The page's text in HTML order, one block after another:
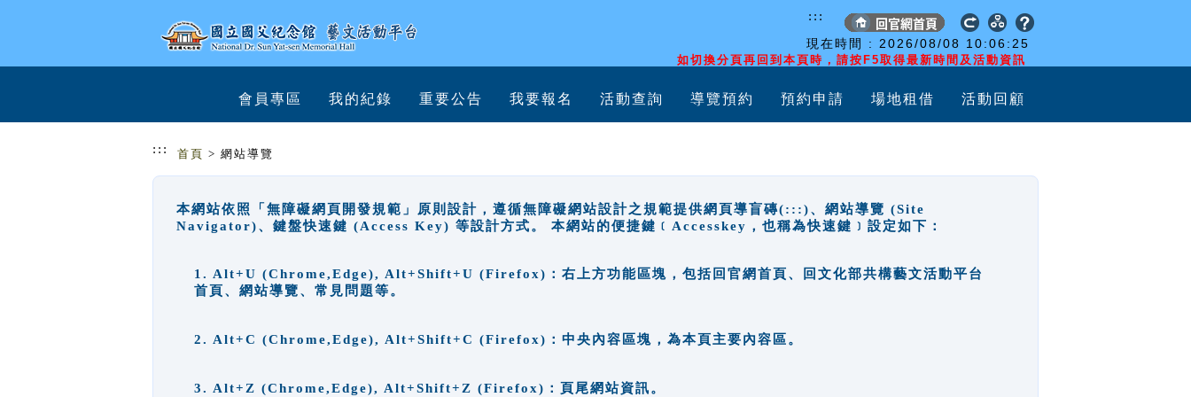
現在時間 : 2026/08/08 10:06:25
如切換分頁再回到本頁時，請按F5取得最新時間及活動資訊
:::
會員專區 我的紀錄 重要公告 我要報名 活動查詢 導覽預約 預約申請 場地租借 活動回顧
::: 首頁 > 網站導覽
本網站依照「無障礙網頁開發規範」原則設計，遵循無障礙網站設計之規範提供網頁導盲磚(:::)、網站導覽 (Site
Navigator)、鍵盤快速鍵 (Access Key) 等設計方式。 本網站的便捷鍵﹝Accesskey，也稱為快速鍵﹞設定如下：
1. Alt+U (Chrome,Edge), Alt+Shift+U (Firefox)：右上方功能區塊，包括回官網首頁、回文化部共構藝文活動平台
首頁、網站導覽、常見問題等。
2. Alt+C (Chrome,Edge), Alt+Shift+C (Firefox)：中央內容區塊，為本頁主要內容區。
3. Alt+Z (Chrome,Edge), Alt+Shift+Z (Firefox)：頁尾網站資訊。